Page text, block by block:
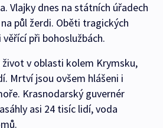
Vlajky dnes na státních úřadech
půl žerdi. Oběti tragických
při bohoslužbách.
v oblasti kolem Krymsku,
Mrtví jsou ovšem hlášeni i
Krasnodarský guvernér
asi 24 tisíc lidí, voda